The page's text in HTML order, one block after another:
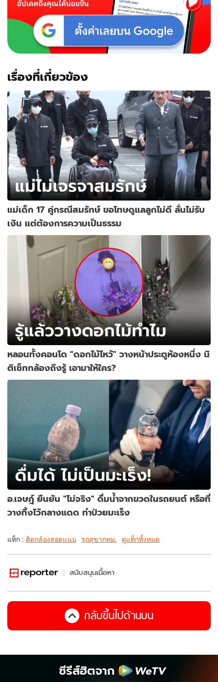
เรื่องที่เกี่ยวข้อง
แม่เด็ก 17 คู่กรณีสมรักษ์ ขอโทษดูแลลูกไม่ดี ลั่นไม่รับ
เงิน แต่ต้องการความเป็นธรรม
หลอนทั้งคอนโด "ดอกไม้ไหว้" วางหน้าประตูห้องหนึ่ง นิ
ติเช็กกล้องถึงรู้ เอามาให้ใคร?
อ.เจษฎ์ ยืนยัน "ไม่จริง" ดื่มน้ำจากขวดในรถยนต์ หรือที่
วางทิ้งไว้กลางแดด ทำป่วยมะเร็ง
แท็ก : ติดกล้องสอดแนม รถสุขากทม. ดูแท็กทั้งหมด
สนับสนุนเนื้อหา
กลับขึ้นไปด้านบน
ซีรีส์ฮิตจาก